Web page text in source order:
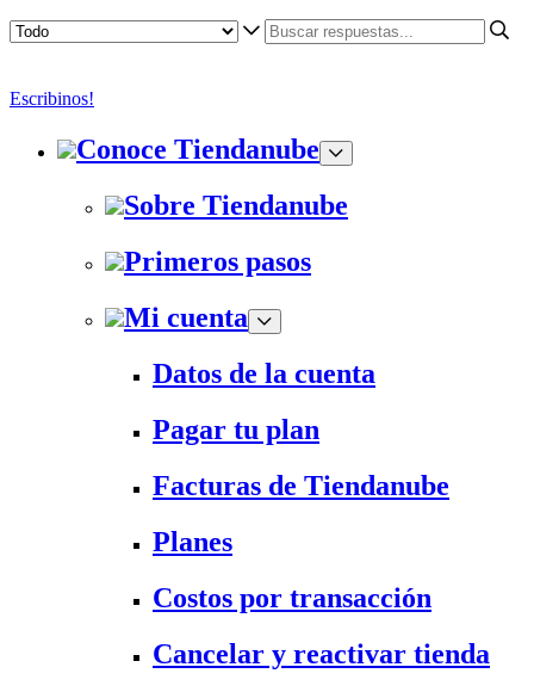
Escribinos!
Conoce Tiendanube
Sobre Tiendanube
Primeros pasos
Mi cuenta
Datos de la cuenta
Pagar tu plan
Facturas de Tiendanube
Planes
Costos por transacción
Cancelar y reactivar tienda